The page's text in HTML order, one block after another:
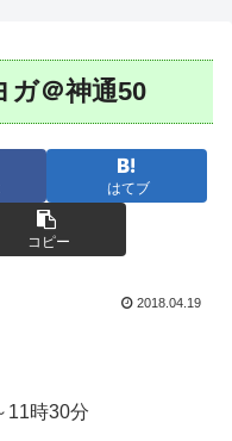
ガ＠神通50
はてブ
コピー
2018.04.19
11時30分